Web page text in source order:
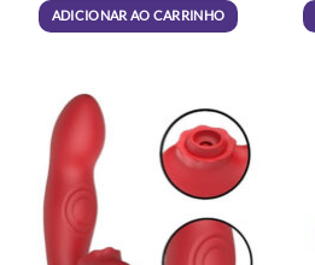
ADICIONAR AO CARRINHO